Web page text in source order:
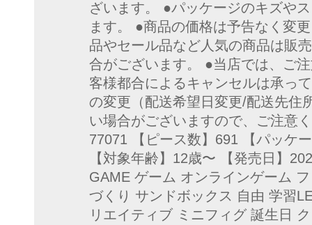
ざいます。 ●パッケージのキズや
ます。 ●商品の価格は予告なく変
品やセール品など人気の商品は販
合がございます。 ●当店では、ご
客様都合によるキャンセルは承っ
の変更（配送希望日変更/配送先住
い場合がございますので、ご注意
77071 【ピース数】691 【パッケ
【対象年齢】12歳〜 【発売日】
GAME ゲーム オンラインゲーム
づくり サンドボックス 自由 学習
リエイティブ ミニフィグ 誕生日